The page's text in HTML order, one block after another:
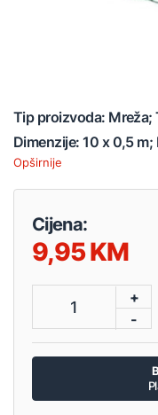
Tip proizvoda: Mreža;
Dimenzije: 10 x 0,5
Opširnije
Cijena:
9,95
1
+
-